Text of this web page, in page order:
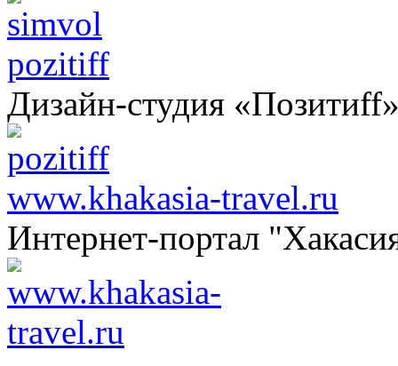
pozitiff
Дизайн-студия
www.khakasia-travel.ru
Интернет-портал